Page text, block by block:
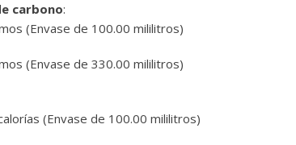
carbono:
(Envase de 100.00 mililitros)
(Envase de 330.00 mililitros)
(Envase de 100.00 mililitros)